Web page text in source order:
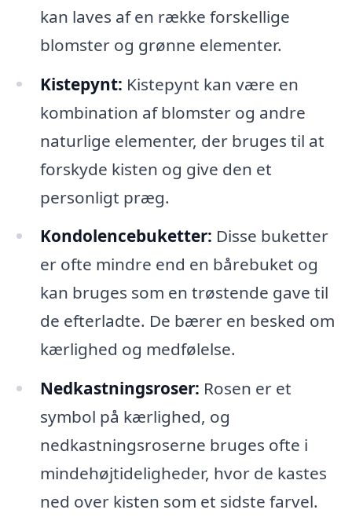
kan laves af en række forskellige
blomster og grønne elementer.
Kistepynt: Kistepynt kan være en
kombination af blomster og andre
naturlige elementer, der bruges til at
forskyde kisten og give den et
personligt præg.
Kondolencebuketter: Disse buketter
er ofte mindre end en bårebuket og
kan bruges som en trøstende gave til
de efterladte. De bærer en besked om
kærlighed og medfølelse.
Nedkastningsroser: Rosen er et
symbol på kærlighed, og
nedkastningsroserne bruges ofte i
mindehøjtideligheder, hvor de kastes
ned over kisten som et sidste farvel.